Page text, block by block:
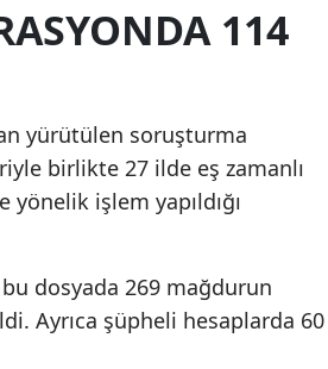
114
yürütülen soruşturma
birlikte 27 ilde eş zamanlı
işlem yapıldığı
dosyada 269 mağdurun
Ayrıca şüpheli hesaplarda 60